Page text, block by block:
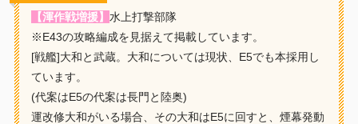
【渾作戦増援】 水上打撃部隊
※E43の攻略編成を見据えて掲載しています。
[戦艦]大和と武蔵。大和については現状、E5でも本採用し
ています。
(代案はE5の代案は長門と陸奥)
運改修大和がいる場合、その大和はE5に回すと、煙幕発動